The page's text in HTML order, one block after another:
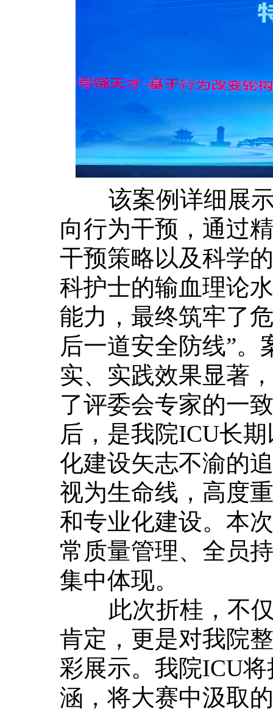
该案例详细展示
向行为干预，通过
干预策略以及科学
科护士的输血理论
能力，最终筑牢了
后一道安全防线”
实、实践效果显著
了评委会专家的一
后，是我院ICU长
化建设矢志不渝的
视为生命线，高度
和专业化建设。本
常质量管理、全员
集中体现。
此次折桂，不仅
肯定，更是对我院
彩展示。我院ICU
涵，将大赛中汲取